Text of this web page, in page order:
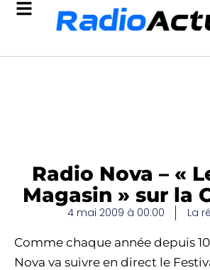
Radio Nova – «
Magasin » sur la
4 mai 2009 à 00:00 La
Comme chaque année depuis
Nova va suivre en direct le